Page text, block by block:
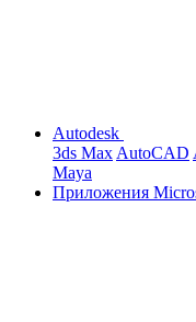
Autodesk
3ds Max AutoCAD
Maya
Приложения